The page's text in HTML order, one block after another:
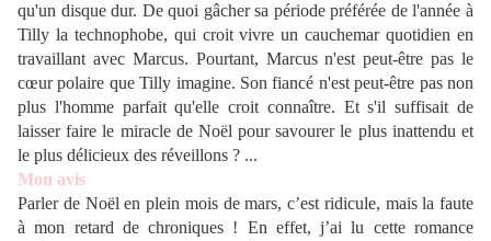
qu'un disque dur. De quoi gâcher sa période préférée de l'année à
Tilly la technophobe, qui croit vivre un cauchemar quotidien en
travaillant avec Marcus. Pourtant, Marcus n'est peut-être pas le
cœur polaire que Tilly imagine. Son fiancé n'est peut-être pas non
plus l'homme parfait qu'elle croit connaître. Et s'il suffisait de
laisser faire le miracle de Noël pour savourer le plus inattendu et
le plus délicieux des réveillons ? ...
Mon avis
Parler de Noël en plein mois de mars, c’est ridicule, mais la faute
à mon retard de chroniques ! En effet, j’ai lu cette romance